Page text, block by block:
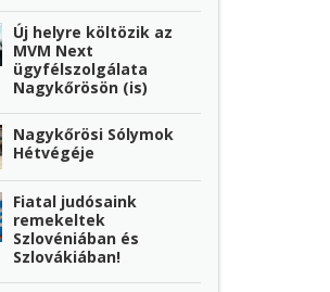
Új helyre költözik az
MVM Next
ügyfélszolgálata
Nagykőrösön (is)
Nagykőrösi Sólymok
Hétvégéje
Fiatal judósaink
remekeltek
Szlovéniában és
Szlovákiában!